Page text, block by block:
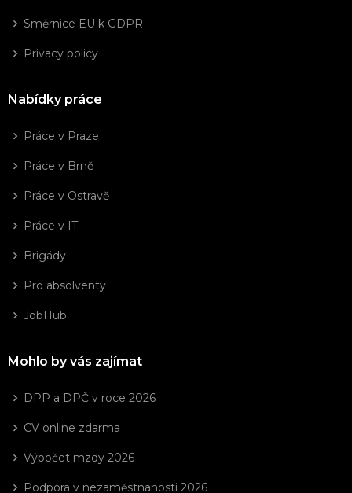
Směrnice EU k GDPR
Privacy policy
Nabídky práce
Práce v Praze
Práce v Brně
Práce v Ostravě
Práce v IT
Brigády
Pro absolventy
JobHub
Mohlo by vás zajímat
DPP a DPČ v roce 2026
CV online zdarma
Výpočet mzdy 2026
Podpora v nezaměstnanosti 2026